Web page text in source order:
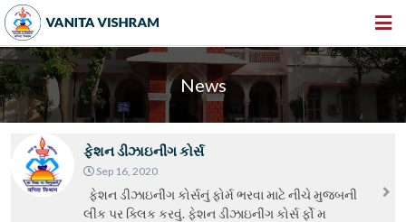
HOME
ABOUT US
GALLERY
News
ફેશન ડીઝાઇનીંગ કોર્સ
Sep 16, 2020
ફેશન ડીઝાઇનીંગ કોર્સનું ફોર્મ ભરવા માટે નીચે મુજબની
લીંક પર ક્લિક કરવું. ફેશન ડીઝાઇનીંગ કોર્સ ર્ફો મ